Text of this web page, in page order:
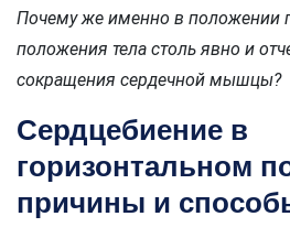
Почему же именно в положении
положения тела столь явно и
сокращения сердечной мышцы?
Сердцебиение в
горизонтальном
причины и